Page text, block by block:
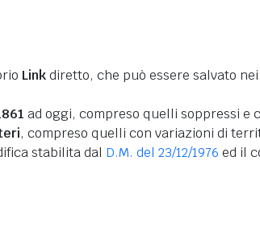
Linkdiretto, che può essere salvato
ad oggi, compreso quelli soppressi e
, compreso quelli con variazioni di
stabilita dal D.M. del 23/12/1976 ed il